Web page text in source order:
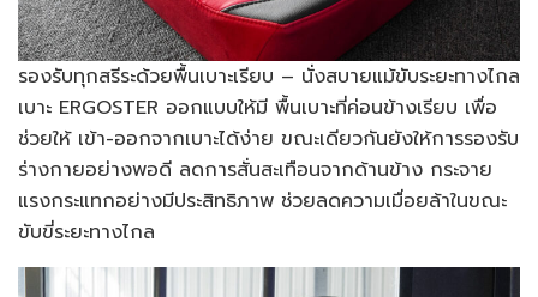
รองรับทุกสรีระด้วยพื้นเบาะเรียบ – นั่งสบายแม้ขับระยะทางไกล
เบาะ ERGOSTER ออกแบบให้มี พื้นเบาะที่ค่อนข้างเรียบ เพื่อ
ช่วยให้ เข้า-ออกจากเบาะได้ง่าย ขณะเดียวกันยังให้การรองรับ
ร่างกายอย่างพอดี ลดการสั่นสะเทือนจากด้านข้าง กระจาย
แรงกระแทกอย่างมีประสิทธิภาพ ช่วยลดความเมื่อยล้าในขณะ
ขับขี่ระยะทางไกล